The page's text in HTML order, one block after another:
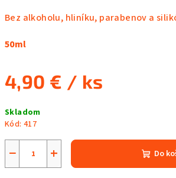
Bez alkoholu, hliníku, parabenov a
50ml
4,90 € / ks
cena:
Skladom
Kód: 417
+
− Do